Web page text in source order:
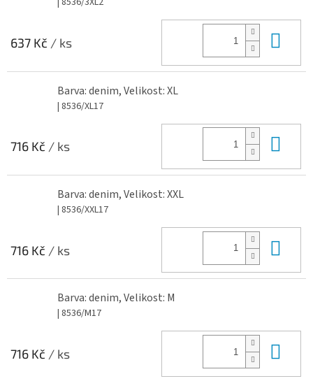
637 Kč / ks
Barva: denim, Velikost: XL
| 8536/XL17
716 Kč / ks
Barva: denim, Velikost: XXL
| 8536/XXL17
716 Kč / ks
Barva: denim, Velikost: M
| 8536/M17
716 Kč / ks